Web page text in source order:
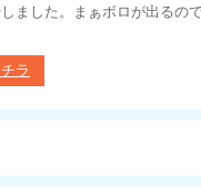
ました。まぁボロが出るの
ラ